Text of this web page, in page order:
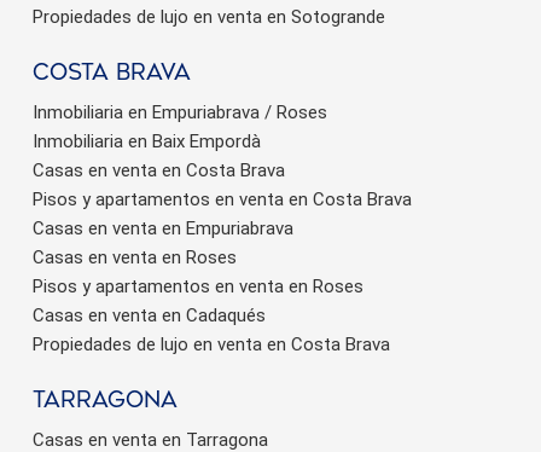
Propiedades de lujo en venta en Sotogrande
Costa brava
Inmobiliaria en Empuriabrava / Roses
Inmobiliaria en Baix Empordà
Casas en venta en Costa Brava
Pisos y apartamentos en venta en Costa Brava
Casas en venta en Empuriabrava
Casas en venta en Roses
Pisos y apartamentos en venta en Roses
Casas en venta en Cadaqués
Propiedades de lujo en venta en Costa Brava
Tarragona
Casas en venta en Tarragona